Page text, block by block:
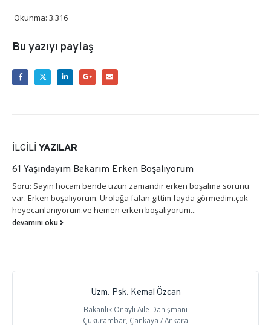
Okunma: 3.316
Bu yazıyı paylaş
İLGILI YAZILAR
61 Yaşındayım Bekarım Erken Boşalıyorum
Soru: Sayın hocam bende uzun zamandır erken boşalma sorunu
var. Erken boşalıyorum. Ürolağa falan gittim fayda görmedim.çok
heyecanlanıyorum.ve hemen erken boşalıyorum...
devamını oku
Uzm. Psk. Kemal Özcan
Bakanlık Onaylı Aile Danışmanı
Çukurambar, Çankaya / Ankara